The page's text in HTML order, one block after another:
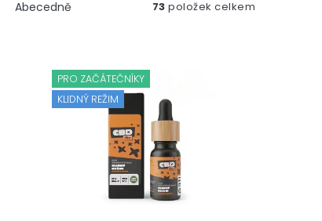
Abecedně 73 položek celkem
PRO ZAČÁTEČNÍKY
KLIDNÝ REŽIM